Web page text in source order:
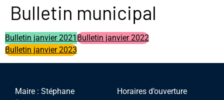
Bulletin municipal
Bulletin janvier 2021Bulletin janvier 2022
Bulletin janvier 2023
Maire : Stéphane
Horaires d’ouverture